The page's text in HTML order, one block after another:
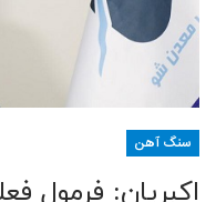
سنگ آهن
اکبریان: فرمول